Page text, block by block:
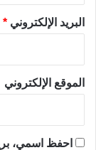
البريد الإلكتروني *
الموقع الإلكتروني
احفظ اسمي،